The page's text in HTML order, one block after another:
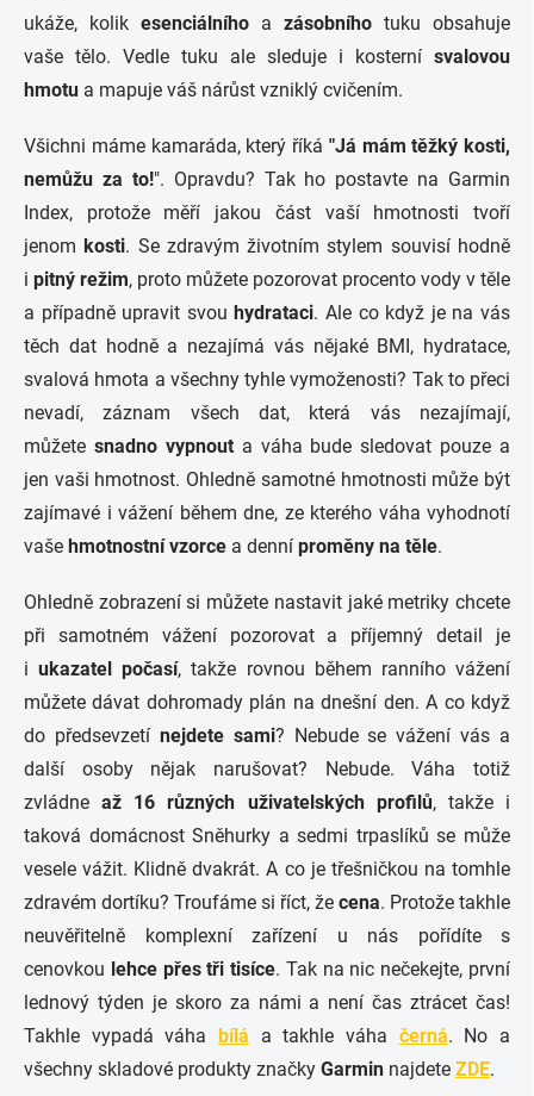
ukáže, kolik esenciálního a zásobního tuku obsahuje
vaše tělo. Vedle tuku ale sleduje i kosterní svalovou
hmotu a mapuje váš nárůst vzniklý cvičením.
Všichni máme kamaráda, který říká "Já mám těžký kosti,
nemůžu za to!". Opravdu? Tak ho postavte na Garmin
Index, protože měří jakou část vaší hmotnosti tvoří
jenomkosti. Se zdravým životním stylem souvisí hodně
i pitný režim, proto můžete pozorovat procento vody v těle
a případně upravit svou hydrataci. Ale co když je na vás
těch dat hodně a nezajímá vás nějaké BMI, hydratace,
svalová hmota a všechny tyhle vymoženosti? Tak to přeci
nevadí, záznam všech dat, která vás nezajímají,
můžete snadno vypnout a váha bude sledovat pouze a
jen vaši hmotnost. Ohledně samotné hmotnosti může být
zajímavé i vážení během dne, ze kterého váha vyhodnotí
vaše hmotnostní vzorce a denní proměny na těle.
Ohledně zobrazení si můžete nastavit jaké metriky chcete
při samotném vážení pozorovat a příjemný detail je
i ukazatel počasí, takže rovnou během ranního vážení
můžete dávat dohromady plán na dnešní den. A co když
do předsevzetí nejdete sami? Nebude se vážení vás a
další osoby nějak narušovat? Nebude. Váha totiž
zvládne až 16 různých uživatelských profilů, takže i
taková domácnost Sněhurky a sedmi trpaslíků se může
vesele vážit. Klidně dvakrát. A co je třešničkou na tomhle
zdravém dortíku? Troufáme si říct, že cena. Protože takhle
neuvěřitelně komplexní zařízení u nás pořídíte s
cenovkou lehce přes tři tisíce. Tak na nic nečekejte, první
lednový týden je skoro za námi a není čas ztrácet čas!
Takhle vypadá váha bílá a takhle váha černá. No a
všechny skladové produkty značky Garmin najdete ZDE.